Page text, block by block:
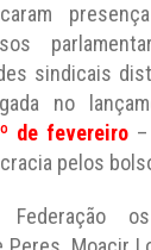
sindicais
no
de fevereiro
pelos
Federação